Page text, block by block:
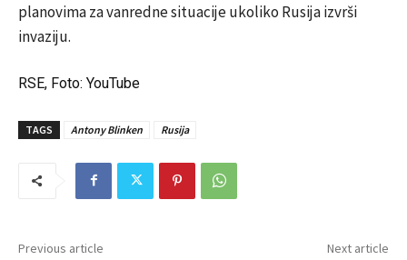
planovima za vanredne situacije ukoliko Rusija izvrši
invaziju.
RSE, Foto: YouTube
TAGS Antony Blinken Rusija
Previous article Next article